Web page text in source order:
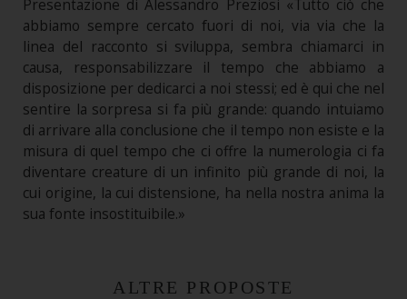
Presentazione di Alessandro Preziosi «Tutto ciò che
abbiamo sempre cercato fuori di noi, via via che la
linea del racconto si sviluppa, sembra chiamarci in
causa, responsabilizzare il tempo che abbiamo a
disposizione per dedicarci a noi stessi; ed è qui che nel
sentire la sorpresa si fa più grande: quando intuiamo
di arrivare alla conclusione che il tempo non esiste e la
misura di quel tempo che ci offre la numerologia ci fa
diventare creature di un infinito più grande di noi, la
cui origine, la cui distensione, ha nella nostra anima la
sua fonte insostituibile.»
ALTRE PROPOSTE